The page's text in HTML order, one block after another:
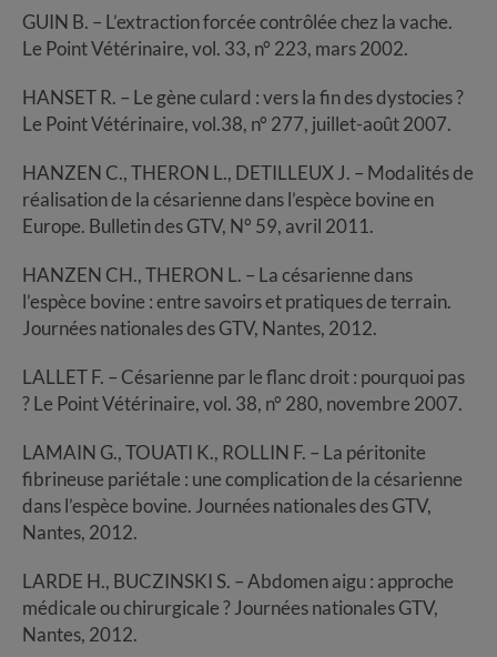
GUIN B. – L’extraction forcée contrôlée chez la vache.
Le Point Vétérinaire, vol. 33, n° 223, mars 2002.
HANSET R. – Le gène culard : vers la fin des dystocies ?
Le Point Vétérinaire, vol.38, n° 277, juillet-août 2007.
HANZEN C., THERON L., DETILLEUX J. – Modalités de
réalisation de la césarienne dans l’espèce bovine en
Europe. Bulletin des GTV, N° 59, avril 2011.
HANZEN CH., THERON L. – La césarienne dans
l’espèce bovine : entre savoirs et pratiques de terrain.
Journées nationales des GTV, Nantes, 2012.
LALLET F. – Césarienne par le flanc droit : pourquoi pas
? Le Point Vétérinaire, vol. 38, n° 280, novembre 2007.
LAMAIN G., TOUATI K., ROLLIN F. – La péritonite
fibrineuse pariétale : une complication de la césarienne
dans l’espèce bovine. Journées nationales des GTV,
Nantes, 2012.
LARDE H., BUCZINSKI S. – Abdomen aigu : approche
médicale ou chirurgicale ? Journées nationales GTV,
Nantes, 2012.